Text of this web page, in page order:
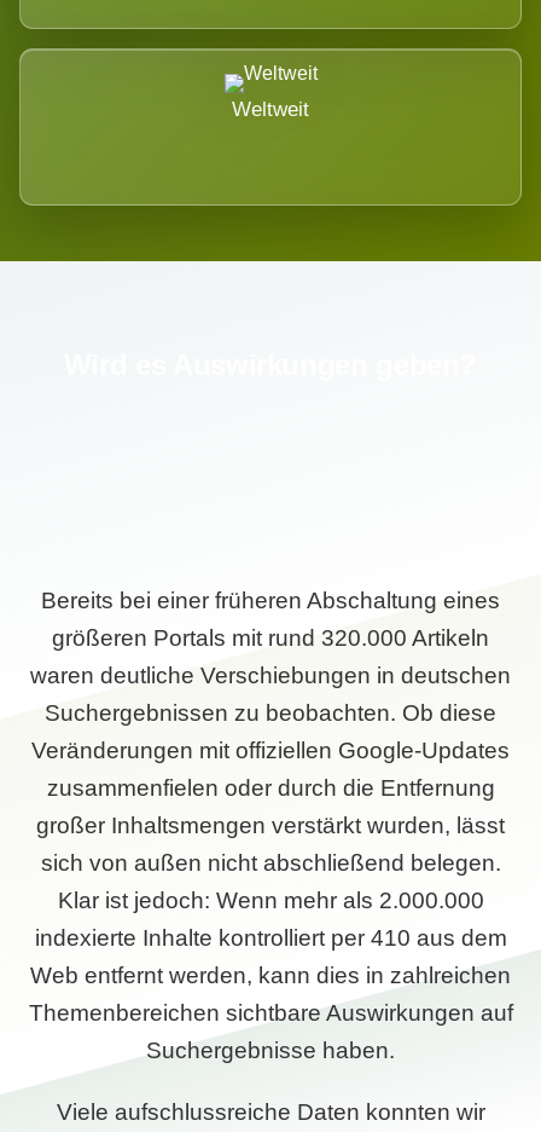
Weltweit
Bereits bei einer früheren Abschaltung eines
größeren Portals mit rund 320.000 Artikeln
waren deutliche Verschiebungen in deutschen
Suchergebnissen zu beobachten. Ob diese
Veränderungen mit offiziellen Google-Updates
zusammenfielen oder durch die Entfernung
großer Inhaltsmengen verstärkt wurden, lässt
sich von außen nicht abschließend belegen.
Klar ist jedoch: Wenn mehr als 2.000.000
indexierte Inhalte kontrolliert per 410 aus dem
Web entfernt werden, kann dies in zahlreichen
Themenbereichen sichtbare Auswirkungen auf
Suchergebnisse haben.
Viele aufschlussreiche Daten konnten wir